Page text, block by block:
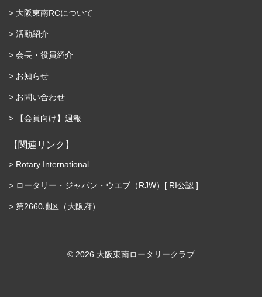
大阪東南RCについて
活動紹介
会長・役員紹介
お知らせ
お問い合わせ
【会員向け】週報
【関連リンク】
Rotary International
ロータリー・ジャパン・ウエブ（RJW）[ RI公認 ]
第2660地区（大阪府）
©︎ 2026 大阪東南ロータリークラブ